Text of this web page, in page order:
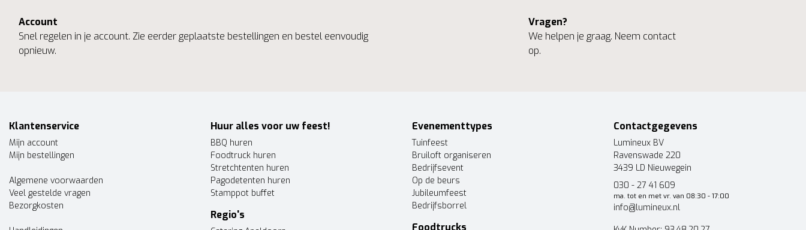
Account
Snel regelen in je account. Zie eerder geplaatste bestellingen en bestel eenvoudig
opnieuw.
Vragen?
We helpen je graag. Neem contact
op.
Klantenservice
Mijn account
Mijn bestellingen
Algemene voorwaarden
Veel gestelde vragen
Bezorgkosten
Huur alles voor uw feest!
BBQ huren
Foodtruck huren
Stretchtenten huren
Pagodetenten huren
Stamppot buffet
Regio's
Evenementtypes
Tuinfeest
Bruiloft organiseren
Bedrijfsevent
Op de beurs
Jubileumfeest
Bedrijfsborrel
Foodtrucks
Contactgegevens
Lumineux BV
Ravenswade 220
3439 LD Nieuwegein
030 - 27 41 609
ma. tot en met vr. van 08:30 - 17:00
info@lumineux.nl